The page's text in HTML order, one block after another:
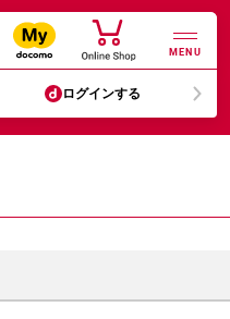
MENU
ログインする